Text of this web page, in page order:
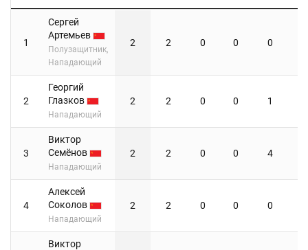
1
Сергей
Артемьев
Полузащитник,
Нападающий
2 2 0 0 0
2
Георгий
Глазков
Нападающий
2 2 0 0 1
3
Виктор
Семёнов
Нападающий
2 2 0 0 4
4
Алексей
Соколов
Нападающий
2 2 0 0 0
Виктор